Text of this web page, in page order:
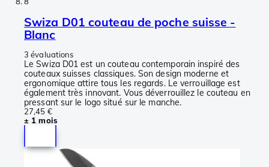
Swiza D01 couteau de poche suisse -
Blanc
3 évaluations
Le Swiza D01 est un couteau contemporain inspiré des
couteaux suisses classiques. Son design moderne et
ergonomique attire tous les regards. Le verrouillage est
également très innovant. Vous déverrouillez le couteau en
pressant sur le logo situé sur le manche.
27,45 €
± 1 mois